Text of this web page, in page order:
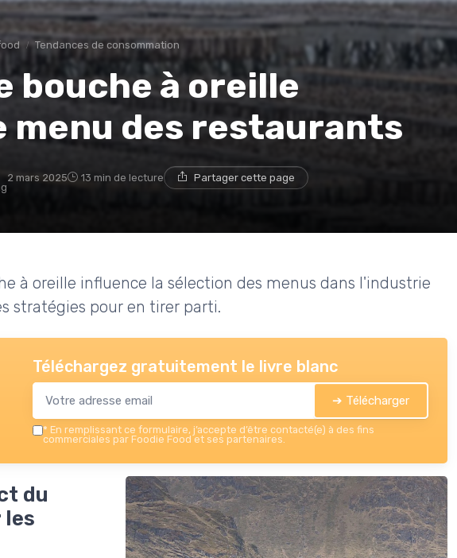
Tendances de consommation
bouche à oreille
menu des restaurants
2 mars 2025 13 min de lecture Partager cette page
à oreille influence la sélection des menus dans l'industrie
stratégies pour en tirer parti.
Téléchargez gratuitement le livre blanc
➔ Télécharger
* En remplissant ce formulaire, j’accepte d’être contacté(e) à des fins
commerciales par Foodie Food et ses partenaires.
du
les